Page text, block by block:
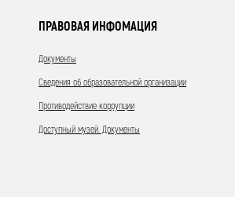
ПРАВОВАЯ ИНФОМАЦИЯ
Документы
Сведения об образовательной организации
Противодействие коррупции
Доступный музей. Документы